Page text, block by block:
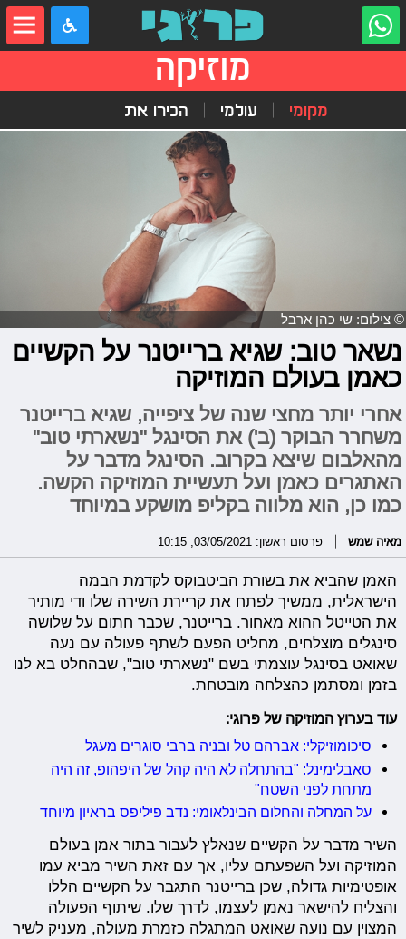
מוזיקה
מקומי עולמי הכירו את
© צילום: שי כהן ארבל
נשאר טוב: שגיא ברייטנר על הקשיים
כאמן בעולם המוזיקה
אחרי יותר מחצי שנה של ציפייה, שגיא ברייטנר
משחרר הבוקר (ב') את הסינגל "נשארתי טוב"
מהאלבום שיצא בקרוב. הסינגל מדבר על
האתגרים כאמן ועל תעשיית המוזיקה הקשה.
כמו כן, הוא מלווה בקליפ מושקע במיוחד
מאיה שמש פרסום ראשון: 03/05/2021, 10:15
האמן שהביא את בשורת הביטבוקס לקדמת הבמה
הישראלית, ממשיך לפתח את קריירת השירה שלו ודי מותיר
את הטייטל ההוא מאחור. ברייטנר, שכבר חתום על שלושה
סינגלים מוצלחים, מחליט הפעם לשתף פעולה עם נעה
שאואט בסינגל עוצמתי בשם "נשארתי טוב", שבהחלט בא לנו
בזמן ומסתמן כהצלחה מובטחת.
עוד בערוץ המוזיקה של פרוגי:
סיכומוזיקלי: אברהם טל ובניה ברבי סוגרים מעגל
סאבלימינל: "בהתחלה לא היה קהל של היפהופ, זה היה
מתחת לפני השטח"
על המחלה והחלום הבינלאומי: נדב פיליפס בראיון מיוחד
השיר מדבר על הקשיים שנאלץ לעבור בתור אמן בעולם
המוזיקה ועל השפעתם עליו, אך עם זאת השיר מביא עמו
אופטימיות גדולה, שכן ברייטנר התגבר על הקשיים הללו
והצליח להישאר נאמן לעצמו, לדרך שלו. שיתוף הפעולה
המצוין עם נועה שאואט המתגלה כזמרת מעולה, מעניק לשיר